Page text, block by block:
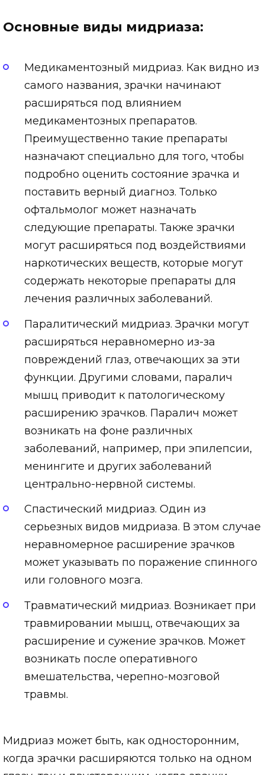
Основные виды мидриаза:
Медикаментозный мидриаз. Как видно из
самого названия, зрачки начинают
расширяться под влиянием
медикаментозных препаратов.
Преимущественно такие препараты
назначают специально для того, чтобы
подробно оценить состояние зрачка и
поставить верный диагноз. Только
офтальмолог может назначать
следующие препараты. Также зрачки
могут расширяться под воздействиями
наркотических веществ, которые могут
содержать некоторые препараты для
лечения различных заболеваний.
Паралитический мидриаз. Зрачки могут
расширяться неравномерно из-за
повреждений глаз, отвечающих за эти
функции. Другими словами, паралич
мышц приводит к патологическому
расширению зрачков. Паралич может
возникать на фоне различных
заболеваний, например, при эпилепсии,
менингите и других заболеваний
центрально-нервной системы.
Спастический мидриаз. Один из
серьезных видов мидриаза. В этом случае
неравномерное расширение зрачков
может указывать по поражение спинного
или головного мозга.
Травматический мидриаз. Возникает при
травмировании мышц, отвечающих за
расширение и сужение зрачков. Может
возникать после оперативного
вмешательства, черепно-мозговой
травмы.
Мидриаз может быть, как односторонним,
когда зрачки расширяются только на одном